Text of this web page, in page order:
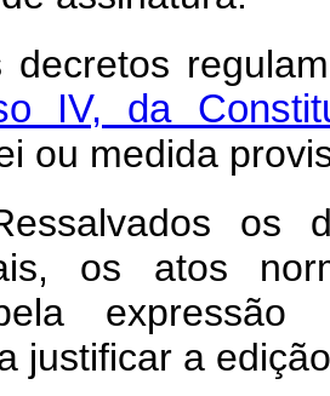
IV, da
ou medida
os
os atos
expressão
justificar a